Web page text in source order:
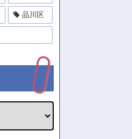
品川区